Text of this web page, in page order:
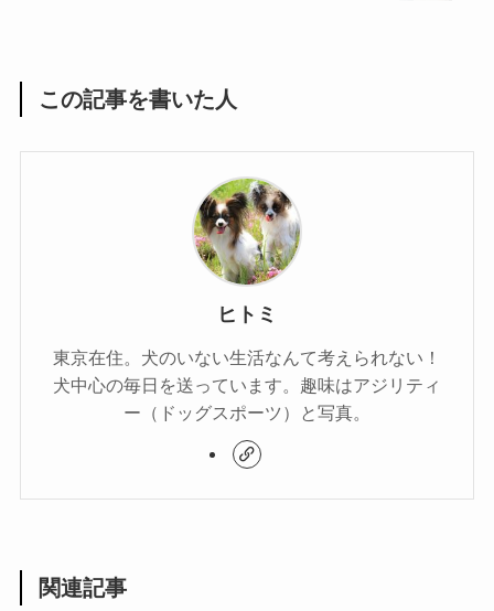
この記事を書いた人
ヒトミ
東京在住。犬のいない生活なんて考えられない！
犬中心の毎日を送っています。趣味はアジリティ
ー（ドッグスポーツ）と写真。
関連記事